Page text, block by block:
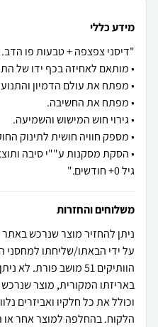
מידע כללי
גיל 0+ חודשים."
משלוחים והחזרות
על ידי הבאתו/שליחתו למחסני
הוותיקים 51 מושב
באריזתו המקורית, מוצר
וכולל את כל חלקיו ואביזרים
הלקוח. בהחלפה למוצר אחר או